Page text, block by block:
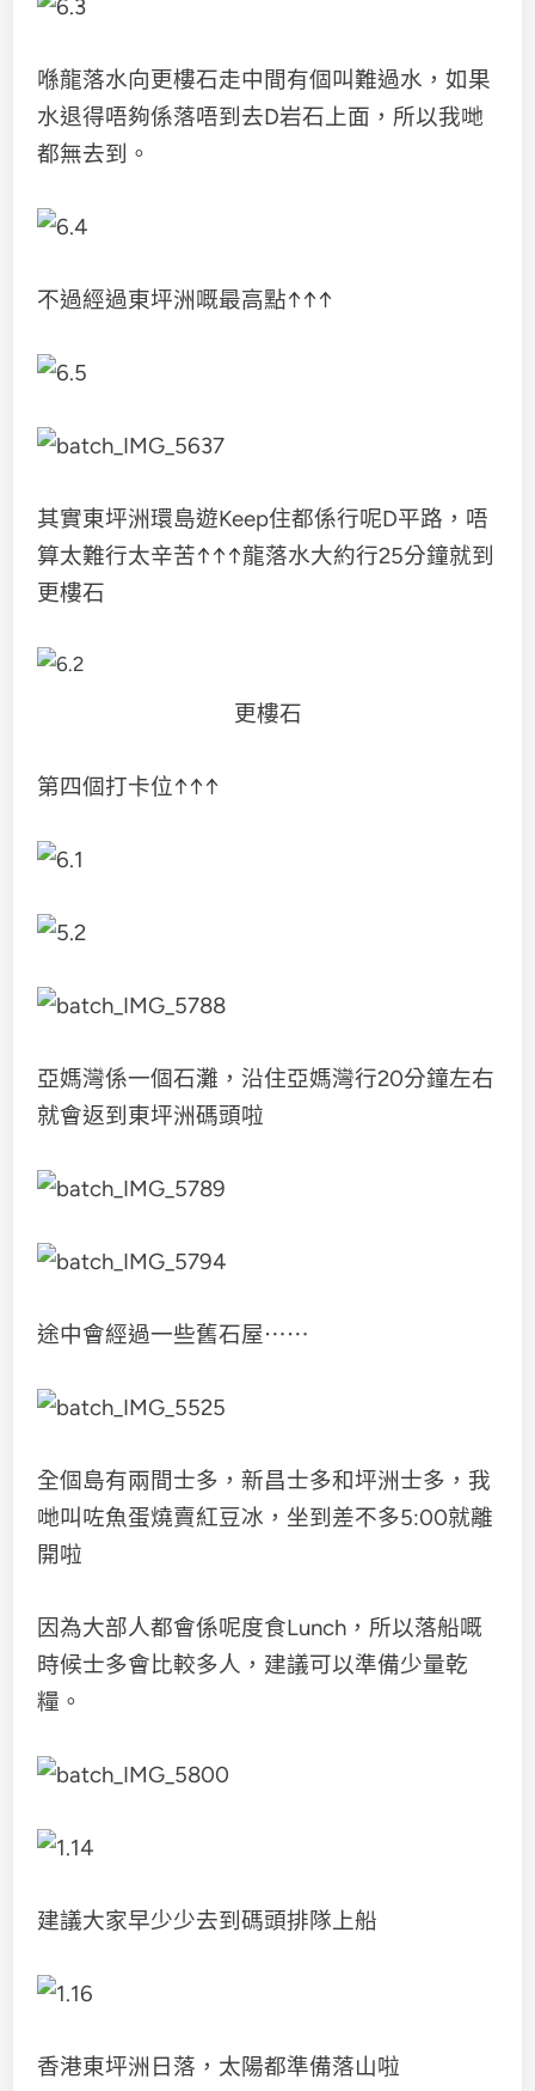
喺龍落水向更樓石走中間有個叫難過水，如果
水退得唔夠係落唔到去D岩石上面，所以我哋
都無去到。
不過經過東坪洲嘅最高點↑↑↑
其實東坪洲環島遊Keep住都係行呢D平路，唔
算太難行太辛苦↑↑↑龍落水大約行25分鐘就到
更樓石
更樓石
第四個打卡位↑↑↑
亞媽灣係一個石灘，沿住亞媽灣行20分鐘左右
就會返到東坪洲碼頭啦
途中會經過一些舊石屋⋯⋯
全個島有兩間士多，新昌士多和坪洲士多，我
哋叫咗魚蛋燒賣紅豆冰，坐到差不多5:00就離
開啦
因為大部人都會係呢度食Lunch，所以落船嘅
時候士多會比較多人，建議可以準備少量乾
糧。
建議大家早少少去到碼頭排隊上船
香港東坪洲日落，太陽都準備落山啦